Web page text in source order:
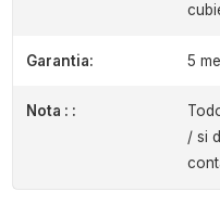
Garantia: 5
Nota : :
/ si